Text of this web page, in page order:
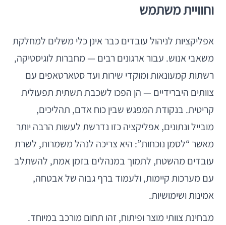
וחוויית משתמש
אפליקציות לניהול עובדים כבר אינן כלי משלים למחלקת
משאבי אנוש. עבור ארגונים רבים — מחברות לוגיסטיקה,
רשתות קמעונאות ומוקדי שירות ועד סטארטאפים עם
צוותים היברידיים — הן הפכו לשכבת תשתית תפעולית
קריטית. בנקודת המפגש שבין כוח אדם, תהליכים,
מובייל ונתונים, אפליקציה כזו נדרשת לעשות הרבה יותר
מאשר “לסמן נוכחות”: היא צריכה לנהל משמרות, לשרת
עובדים מהשטח, לתמוך במנהלים בזמן אמת, להשתלב
עם מערכות קיימות, ולעמוד ברף גבוה של אבטחה,
אמינות ושימושיות.
מבחינת צוותי מוצר ופיתוח, זהו תחום מורכב במיוחד.